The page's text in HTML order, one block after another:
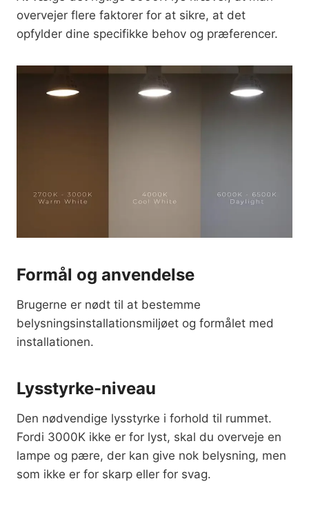
overvejer flere faktorer for at sikre, at det
opfylder dine specifikke behov og præferencer.
Formål og anvendelse
Brugerne er nødt til at bestemme
belysningsinstallationsmiljøet og formålet med
installationen.
Lysstyrke-niveau
Den nødvendige lysstyrke i forhold til rummet.
Fordi 3000K ikke er for lyst, skal du overveje en
lampe og pære, der kan give nok belysning, men
som ikke er for skarp eller for svag.